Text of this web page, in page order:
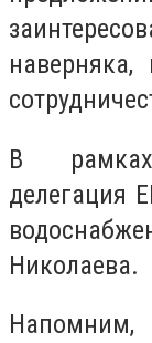
В
делегация
Николаева.
Напомним,